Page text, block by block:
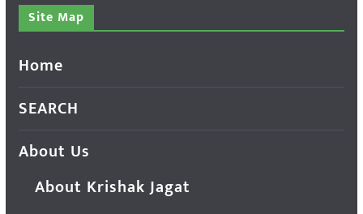
Site Map
Home
SEARCH
About Us
About Krishak Jagat